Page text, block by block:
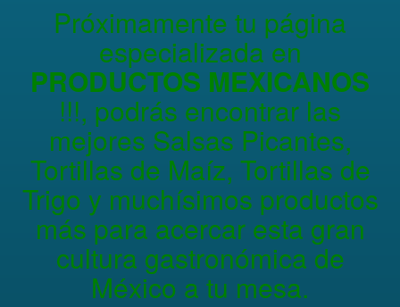
Próximamente tu página
especializada en
PRODUCTOS MEXICANOS
!!!, podrás encontrar las
mejores Salsas Picantes,
Tortillas de Maíz, Tortillas de
Trigo y muchísimos productos
más para acercar esta gran
cultura gastronómica de
México a tu mesa.